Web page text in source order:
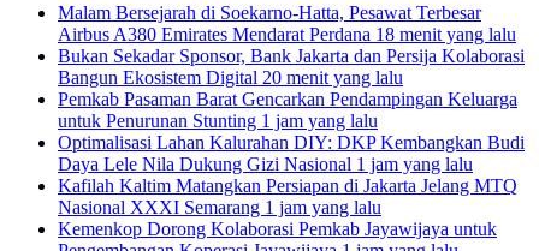
Malam Bersejarah di Soekarno-Hatta, Pesawat Terbesar
Airbus A380 Emirates Mendarat Perdana 18 menit yang lalu
Bukan Sekadar Sponsor, Bank Jakarta dan Persija Kolaborasi
Bangun Ekosistem Digital 20 menit yang lalu
Pemkab Pasaman Barat Gencarkan Pendampingan Keluarga
untuk Penurunan Stunting 1 jam yang lalu
Optimalisasi Lahan Kalurahan DIY: DKP Kembangkan Budi
Daya Lele Nila Dukung Gizi Nasional 1 jam yang lalu
Kafilah Kaltim Matangkan Persiapan di Jakarta Jelang MTQ
Nasional XXXI Semarang 1 jam yang lalu
Kemenkop Dorong Kolaborasi Pemkab Jayawijaya untuk